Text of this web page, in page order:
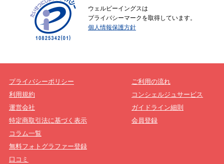
ウェルビーイングスは
プライバシーマークを取得しています。
個人情報保護方針
プライバシーポリシー
利用規約
運営会社
特定商取引法に基づく表示
ご利用の流れ
コンシェルジュサービス
ガイドライン細則
会員登録
コラム一覧
無料フォトグラファー登録
口コミ